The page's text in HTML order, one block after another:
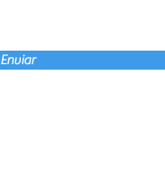
Enviar